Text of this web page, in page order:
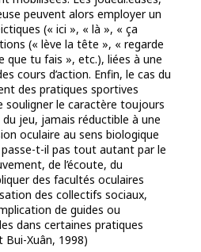
peuvent alors employer un
(« ici », « là », « ça
(« lève la tête », « regarde
que tu fais », etc.), liées à une
cours d’action. Enfin, le cas du
des pratiques sportives
souligner le caractère toujours
jeu, jamais réductible à une
oculaire au sens biologique
t-il pas tout autant par le
de l’écoute, du
des facultés oculaires
des collectifs sociaux,
de guides ou
dans certaines pratiques
Bui-Xuân, 1998)